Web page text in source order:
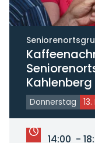
Kahlenberg
Donnerstag
14:00 -